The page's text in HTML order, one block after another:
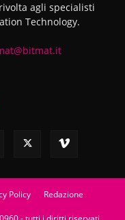
agli specialisti
Technology.
Policy Redazione